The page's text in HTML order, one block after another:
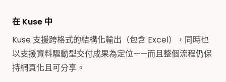
在 Kuse 中
Kuse 支援跨格式的結構化輸出（包含 Excel），同時也
以支援資料驅動型交付成果為定位——而且整個流程仍保
持網頁化且可分享。